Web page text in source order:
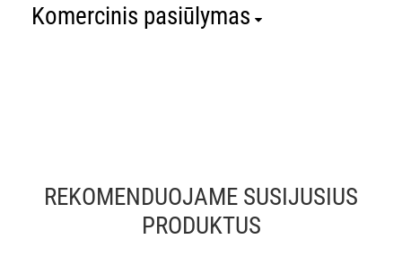
Komercinis pasiūlymas
REKOMENDUOJAME SUSIJUSIUS
PRODUKTUS